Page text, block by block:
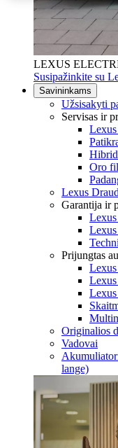
LEXUS
Susipažinkite su
Savininkams
Užsisakyti
Servisas ir
Oro
Lexus
Garantija ir
Prijungtas
Lexus
Lexus
Originalios
Vadovai
lange)